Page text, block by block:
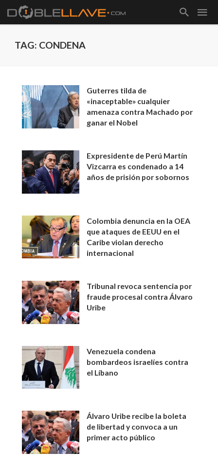
TAG: CONDENA
Guterres tilda de
«inaceptable» cualquier
amenaza contra Machado por
ganar el Nobel
Expresidente de Perú Martín
Vizcarra es condenado a 14
años de prisión por sobornos
Colombia denuncia en la OEA
que ataques de EEUU en el
Caribe violan derecho
internacional
Tribunal revoca sentencia por
fraude procesal contra Álvaro
Uribe
Venezuela condena
bombardeos israelíes contra
el Líbano
Álvaro Uribe recibe la boleta
de libertad y convoca a un
primer acto público